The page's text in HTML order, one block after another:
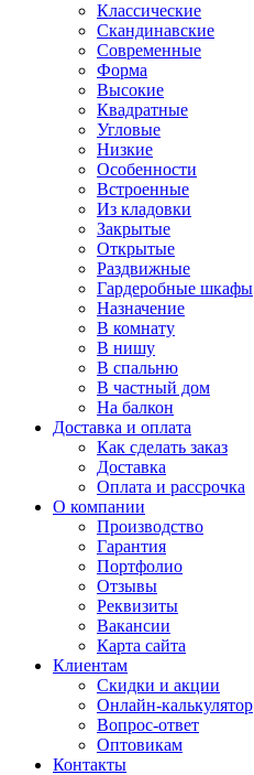
Классические
Скандинавские
Современные
Форма
Высокие
Квадратные
Угловые
Низкие
Особенности
Встроенные
Из кладовки
Закрытые
Открытые
Раздвижные
Гардеробные шкафы
Назначение
В комнату
В нишу
В спальню
В частный дом
На балкон
Доставка и оплата
Как сделать заказ
Доставка
Оплата и рассрочка
О компании
Производство
Гарантия
Портфолио
Отзывы
Реквизиты
Вакансии
Карта сайта
Клиентам
Скидки и акции
Онлайн-калькулятор
Вопрос-ответ
Оптовикам
Контакты